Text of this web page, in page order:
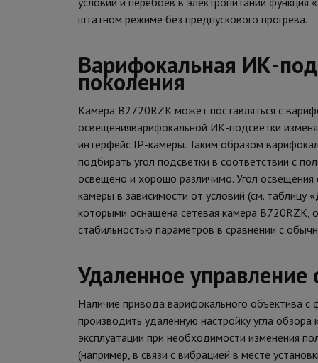
штатном режиме без предпускового прогрева.
Варифокальная ИК-
поколения
Камера B2720RZK может поставляться с
освещенияварифокальной ИК-подсветки
интерфейс IP-камеры. Таким образом
подбирать угол подсветки в соответствии с
освещено и хорошо различимо. Угол
камеры в зависимости от условий (см.
которыми оснащена сетевая камера B720RZK,
стабильностью параметров в сравнении с
Удаленное
Наличие привода варифокального объектива
производить удаленную настройку угла
эксплуатации при необходимости изменения
(например, в связи с вибрацией в месте